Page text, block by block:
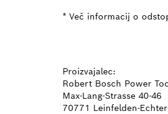
* Več informacij o
Proizvajalec:
Robert Bosch Power
Max-Lang-Strasse 40-46
70771 Leinfelden-